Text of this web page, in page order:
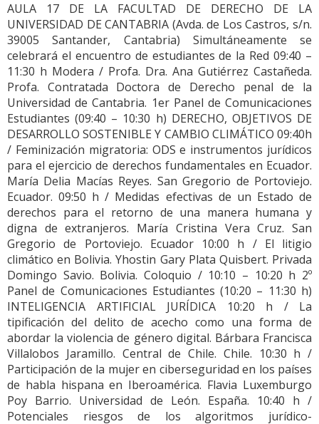
AULA 17 DE LA FACULTAD DE DERECHO DE LA
UNIVERSIDAD DE CANTABRIA (Avda. de Los Castros, s/n.
39005 Santander, Cantabria) Simultáneamente se
celebrará el encuentro de estudiantes de la Red 09:40 –
11:30 h Modera / Profa. Dra. Ana Gutiérrez Castañeda.
Profa. Contratada Doctora de Derecho penal de la
Universidad de Cantabria. 1er Panel de Comunicaciones
Estudiantes (09:40 – 10:30 h) DERECHO, OBJETIVOS DE
DESARROLLO SOSTENIBLE Y CAMBIO CLIMÁTICO 09:40h
/ Feminización migratoria: ODS e instrumentos jurídicos
para el ejercicio de derechos fundamentales en Ecuador.
María Delia Macías Reyes. San Gregorio de Portoviejo.
Ecuador. 09:50 h / Medidas efectivas de un Estado de
derechos para el retorno de una manera humana y
digna de extranjeros. María Cristina Vera Cruz. San
Gregorio de Portoviejo. Ecuador 10:00 h / El litigio
climático en Bolivia. Yhostin Gary Plata Quisbert. Privada
Domingo Savio. Bolivia. Coloquio / 10:10 – 10:20 h 2º
Panel de Comunicaciones Estudiantes (10:20 – 11:30 h)
INTELIGENCIA ARTIFICIAL JURÍDICA 10:20 h / La
tipificación del delito de acecho como una forma de
abordar la violencia de género digital. Bárbara Francisca
Villalobos Jaramillo. Central de Chile. Chile. 10:30 h /
Participación de la mujer en ciberseguridad en los países
de habla hispana en Iberoamérica. Flavia Luxemburgo
Poy Barrio. Universidad de León. España. 10:40 h /
Potenciales riesgos de los algoritmos jurídico-